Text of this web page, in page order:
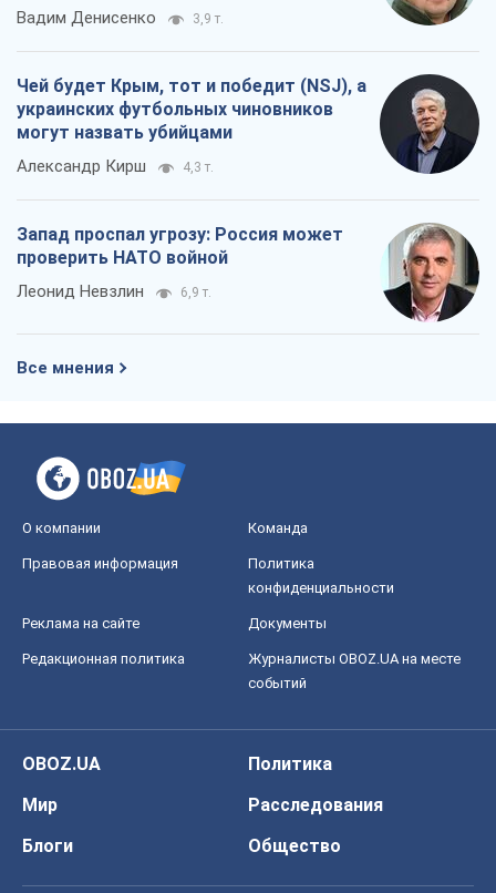
Вадим Денисенко 3,9 т.
Чей будет Крым, тот и победит (NSJ), а
украинских футбольных чиновников
могут назвать убийцами
Александр Кирш 4,3 т.
Запад проспал угрозу: Россия может
проверить НАТО войной
Леонид Невзлин 6,9 т.
Все мнения
О компании Команда
Правовая информация
Политика
конфиденциальности
Реклама на сайте Документы
Редакционная политика
Журналисты OBOZ.UA на месте
событий
OBOZ.UA
Политика
Мир
Расследования
Блоги
Общество